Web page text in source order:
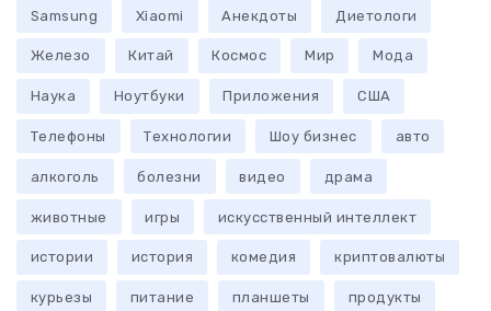
Samsung Xiaomi Анекдоты Диетологи
Железо Китай Космос Мир Мода
Наука Ноутбуки Приложения США
Телефоны Технологии Шоу бизнес авто
алкоголь болезни видео драма
животные игры искусственный интеллект
истории история комедия криптовалюты
курьезы питание планшеты продукты